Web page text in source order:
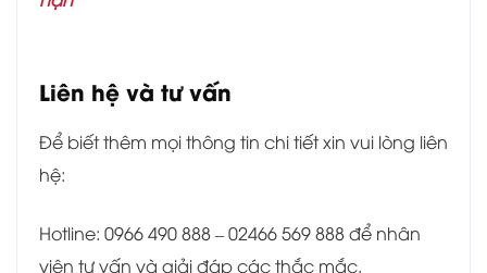
Liên hệ và tư vấn
Để biết thêm mọi thông tin chi tiết xin vui lòng liên
hệ:
Hotline: 0966 490 888 – 02466 569 888 để nhân
viên tư vấn và giải đáp các thắc mắc.